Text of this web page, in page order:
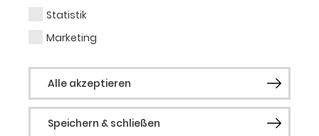
Statistik
Marketing
Alle akzeptieren
Speichern & schließen
Sopran (Opernstudio NRW)
Die Koloratursopranistin Subin Park
stammt aus Daegu (Südkorea) und
absolvierte ihren Bachelor an der
Kyungbuk Universität ihrer Heimatstadt.